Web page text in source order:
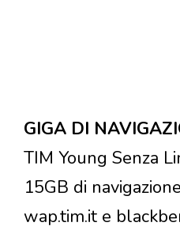
GIGA DI
TIM Young Senza
15GB di
wap.tim.it e